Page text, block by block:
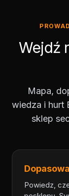
Wejdź
Mapa,
wiedza i hurt
sklep
Powiedz,